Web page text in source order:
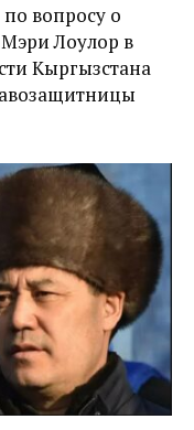
вопросу о
Лоулор в
Кыргызстана